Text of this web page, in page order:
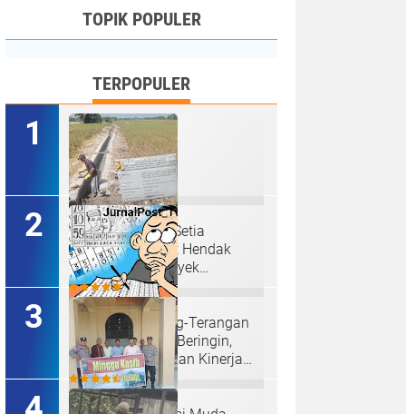
TOPIK POPULER
TERPOPULER
Ketua P3A Tirta Setia
Menghindar Saat Hendak
Dikonfirmasi, Proyek
Pembangunan Irigasi Diduga
Mark Up
Judi Togel Terang-Terangan
Di Lubuk Pakam Beringin,
Warga Pertanyakan Kinerja
Polresta Deli Serdang